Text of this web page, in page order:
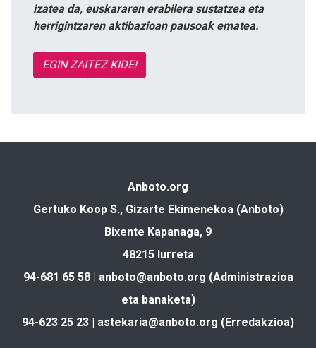
izatea da, euskararen erabilera sustatzea eta
herrigintzaren aktibazioan pausoak ematea.
EGIN ZAITEZ KIDE!
Anboto.org
Gertuko Koop S., Gizarte Ekimenekoa (Anboto)
Bixente Kapanaga, 9
48215 Iurreta
94-681 65 58 | anboto@anboto.org (Administrazioa
eta banaketa)
94-623 25 23 | astekaria@anboto.org (Erredakzioa)